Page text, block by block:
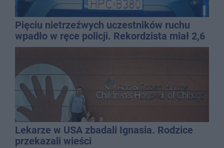
Pięciu nietrzeźwych uczestników ruchu
wpadło w ręce policji. Rekordzista miał 2,6
promila
Lekarze w USA zbadali Ignasia. Rodzice
przekazali wieści